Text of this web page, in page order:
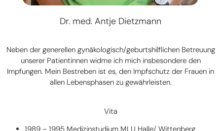
Dr. med. Antje Dietzmann
Neben der generellen gynäkologisch/geburtshilflichen Betreuung
unserer Patientinnen widme ich mich insbesondere den
Impfungen. Mein Bestreben ist es, den Impfschutz der Frauen in
allen Lebensphasen zu gewährleisten.
Vita
1989 – 1995 Medizinstudium MLU Halle/ Wittenberg